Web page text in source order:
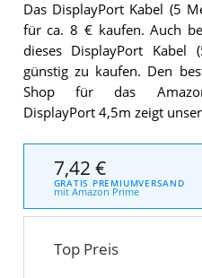
Das DisplayPort Kabel (5
für ca. 8 € kaufen. Auch
dieses DisplayPort
günstig zu kaufen. Den
Shop für das
DisplayPort 4,5m zeigt
7,42 €
GRATIS PREMIUMVERSAND
mit Amazon Prime
Top Preis